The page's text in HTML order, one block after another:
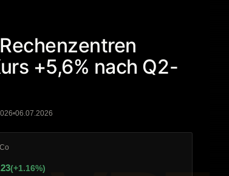
+5,6% nach Q2-
06.07.2026
(+1.16%)